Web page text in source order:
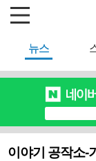
뉴스
이야기 공작소-